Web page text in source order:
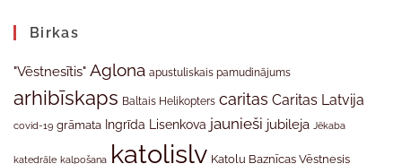
Birkas
"Vēstnesītis" Aglona apustuliskais pamudinājums
arhibīskaps Baltais Helikopters caritas Caritas Latvija
covid-19 grāmata Ingrīda Lisenkova jaunieši jubileja Jēkaba
katedrāle kalpošana katolislv Katoļu Baznīcas Vēstnesis